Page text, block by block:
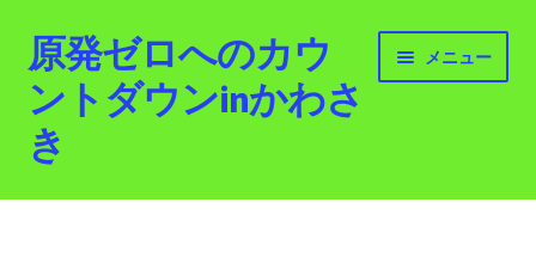
ナ
ビ
ゲ
ー
シ
コ
ン
テ
ン
ツ
原発ゼロへのカウ
ントダウンinかわさ
き
メニュー
ホーム